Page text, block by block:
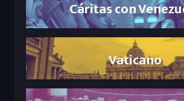
Cáritas con
Vaticano